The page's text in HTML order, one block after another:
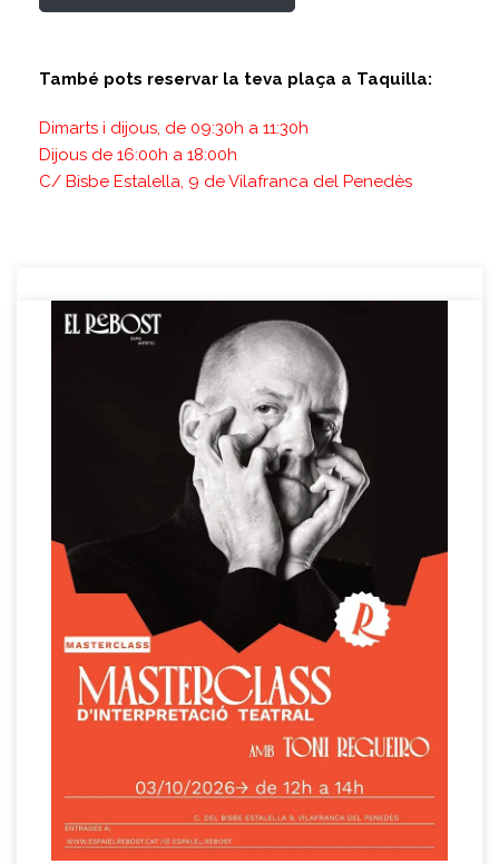
També pots reservar la teva plaça a Taquilla:
Dimarts i dijous, de 09:30h a 11:30h
Dijous de 16:00h a 18:00h
C/ Bisbe Estalella, 9 de Vilafranca del Penedès